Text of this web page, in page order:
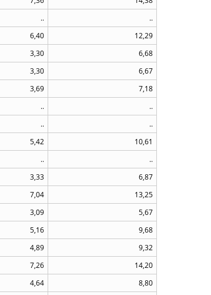
..
..
6,40
12,29
3,30
6,68
3,30
6,67
3,69
7,18
..
..
..
..
5,42
10,61
..
..
3,33
6,87
7,04
13,25
3,09
5,67
5,16
9,68
4,89
9,32
7,26
14,20
4,64
8,80